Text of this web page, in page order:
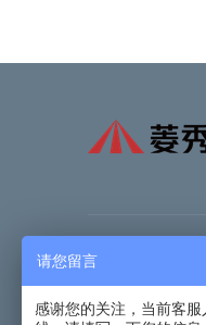
请您留言
感谢您的关注，当前客服